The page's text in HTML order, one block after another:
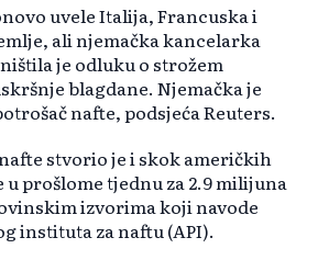
uvele Italija, Francuska i
ali njemačka kancelarka
je odluku o strožem
blagdane. Njemačka je
nafte, podsjeća Reuters.
stvorio je i skok američkih
prošlome tjednu za 2.9 milijuna
izvorima koji navode
instituta za naftu (API).